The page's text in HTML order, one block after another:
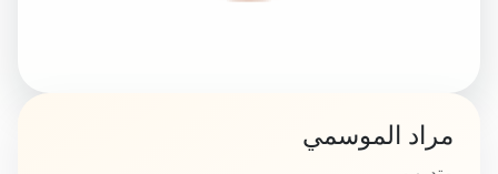
مراد الموسمي